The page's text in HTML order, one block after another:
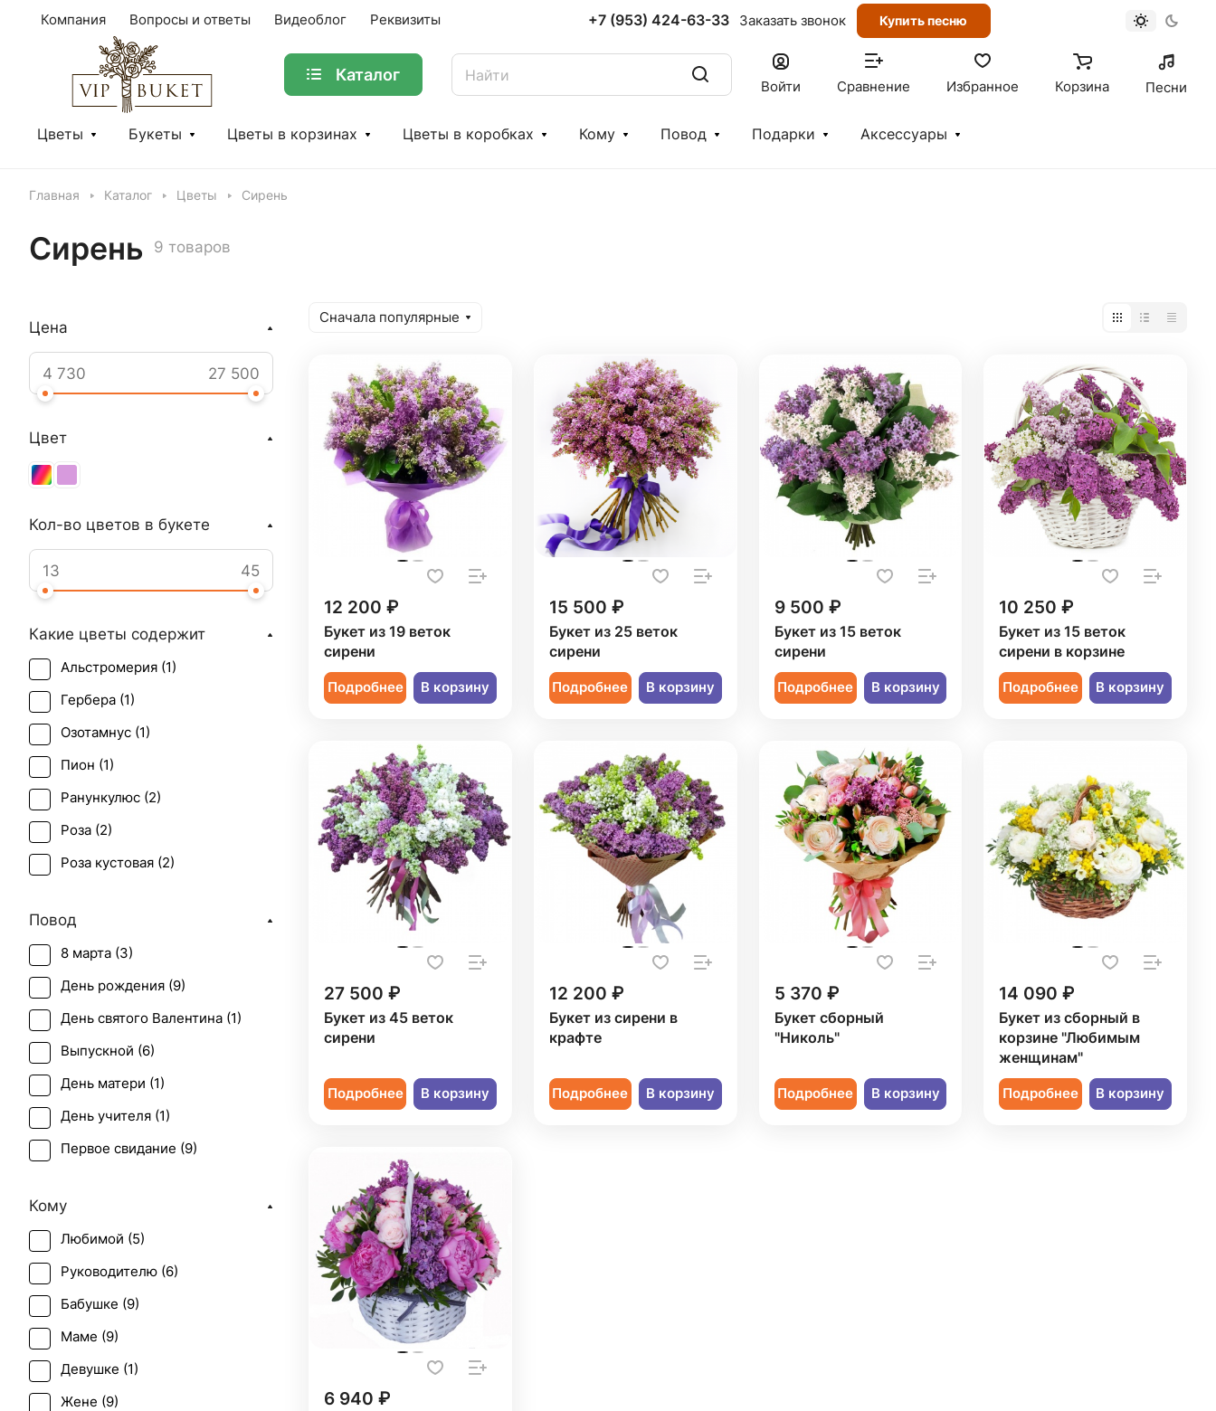
Компания Вопросы и ответы Видеоблог Реквизиты +7 (953) 424-63-33 Заказать звонок Купить песню
Каталог
Войти Сравнение Избранное Корзина Песни
Цветы Букеты Цветы в корзинах Цветы в коробках Кому Повод Подарки Аксессуары
Главная Каталог Цветы Сирень
Сирень 9 товаров
Сначала популярные
12 200 ₽
Букет из 19 веток
сирени
Подробнее В корзину
15 500 ₽
Букет из 25 веток
сирени
Подробнее В корзину
9 500 ₽
Букет из 15 веток
сирени
Подробнее В корзину
10 250 ₽
Букет из 15 веток
сирени в корзине
Подробнее В корзину
27 500 ₽
Букет из 45 веток
сирени
Подробнее В корзину
12 200 ₽
Букет из сирени в
крафте
Подробнее В корзину
5 370 ₽
Букет сборный
"Николь"
Подробнее В корзину
14 090 ₽
Букет из сборный в
корзине "Любимым
женщинам"
Подробнее В корзину
6 940 ₽
Цена
Цвет
Кол-во цветов в букете
Какие цветы содержит
Альстромерия (1)
Гербера (1)
Озотамнус (1)
Пион (1)
Ранункулюс (2)
Роза (2)
Роза кустовая (2)
Эустома (
Повод
8 марта (3)
День рождения (9)
День святого Валентина (1)
Выпускной (6)
День матери (1)
День учителя (1)
Первое свидание (9)
Рождение ребенка (
Юбилей ( 2)
Кому
Любимой (5)
Руководителю (6)
Бабушке (9)
Маме (9)
Девушке (1)
Жене (9)